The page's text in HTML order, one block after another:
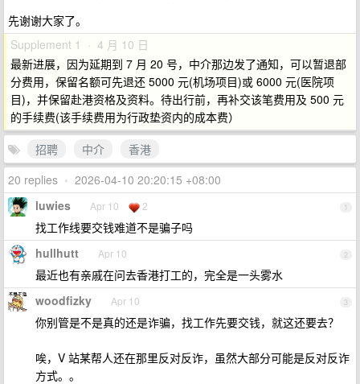
先谢谢大家了。
Supplement 1 · 4 月 10 日
最新进展，因为延期到 7 月 20 号，中介那边发了通知，可以暂退部
分费用，保留名额可先退还 5000 元(机场项目)或 6000 元(医院项
目)，并保留赴港资格及资料。待出行前，再补交该笔费用及 500 元
的手续费(该手续费用为行政垫资内的成本费）
招聘
中介
香港
20 replies • 2026-04-10 20:20:15 +08:00
1
luwies Apr 10 2
找工作线要交钱难道不是骗子吗
2
hullhutt Apr 10
最近也有亲戚在问去香港打工的，完全是一头雾水
3
woodfizky Apr 10
你别管是不是真的还是诈骗，找工作先要交钱，就这还要去？
唉，V 站某帮人还在那里反对反诈，虽然大部分可能是反对反诈
方式。。